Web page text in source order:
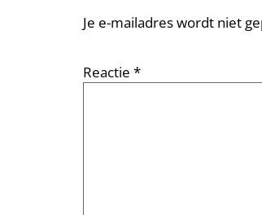
Je e-mailadres wordt niet
Reactie *